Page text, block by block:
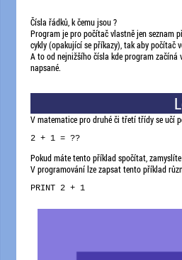
Čísla řádků, k čemu jsou ?
Program je pro počítač vlastně jen seznam
cykly (opakující se příkazy), tak aby počítač
A to od nejnižšího čísla kde program začíná
napsané.
V matematice pro druhé či třetí třídy se učí
2 + 1 = ??
Pokud máte tento příklad spočítat,
V programování lze zapsat tento příklad
PRINT 2 + 1